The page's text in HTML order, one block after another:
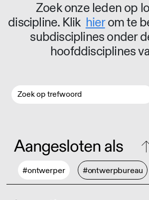
Zoek onze leden op
discipline. Klik hierom te
subdisciplines onder
hoofddisciplines
Aangesloten als
#ontwerper #ontwerpbureau